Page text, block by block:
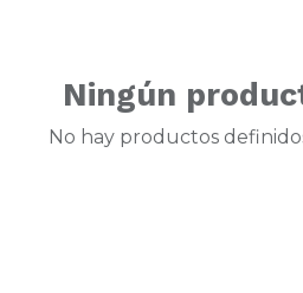
Ningún
No hay productos